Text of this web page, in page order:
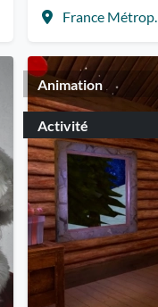
France Métrop.
Animation
Activité